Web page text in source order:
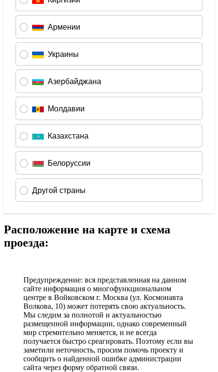
Расположение на карте и схема
проезда:
Предупреждение: вся представленная на данном
сайте информация о многофункциональном
центре в Войковском г. Москва (ул. Космонавта
Волкова, 10) может потерять свою актуальность.
Мы следим за полнотой и актуальностью
размещенной информации, однако современный
мир стремительно меняется, и не всегда
получается быстро среагировать. Поэтому если вы
заметили неточность, просим помочь проекту и
сообщить о найденной ошибке администрации
сайта через форму обратной связи.